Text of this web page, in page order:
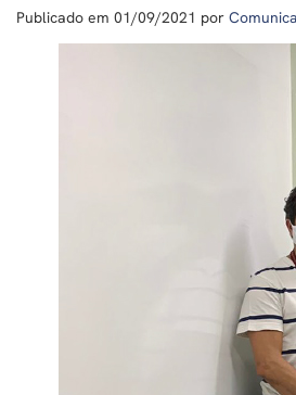
Publicado em 01/09/2021 por